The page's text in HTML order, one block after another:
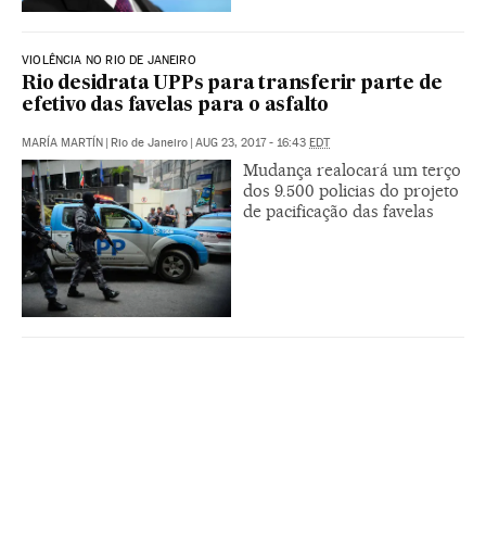
VIOLÊNCIA NO RIO DE JANEIRO
Rio desidrata UPPs para transferir parte de
efetivo das favelas para o asfalto
MARÍA MARTÍN | Rio de Janeiro | AUG 23, 2017 - 16:43 EDT
Mudança realocará um terço
dos 9.500 policias do projeto
de pacificação das favelas